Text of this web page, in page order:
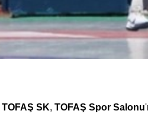
TOFAŞ SK, TOFAŞ Spor Salonu